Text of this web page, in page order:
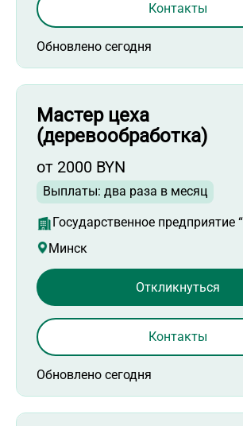
Обновлено сегодня
Контакты
Мастер цеха
(деревообработка)
от 2000 BYN
Выплаты: два раза в месяц
Государственное предприятие
Минск
Обновлено сегодня
Откликнуться
Контакты